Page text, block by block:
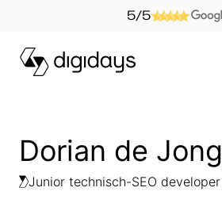
5/5
Dorian de Jong
Junior technisch-SEO developer